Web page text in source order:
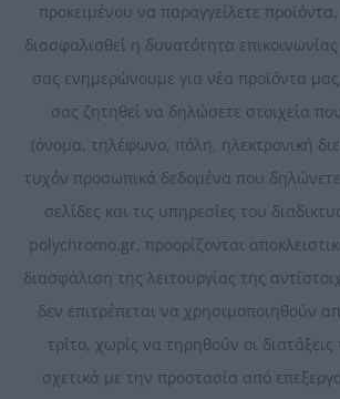
προκειμένου να παραγγείλετε
διασφαλισθεί η δυνατότητα
σας ενημερώνουμε για νέα προϊόντα
σας ζητηθεί να δηλώσετε στοιχεία
(όνομα, τηλέφωνο, πόλη, ηλεκτρονική
τυχόν προσωπικά δεδομένα που
σελίδες και τις υπηρεσίες του
polychromo.gr, προορίζονται
διασφάλιση της λειτουργίας της
δεν επιτρέπεται να χρησιμοποιηθούν
τρίτο, χωρίς να τηρηθούν οι
σχετικά με την προστασία από